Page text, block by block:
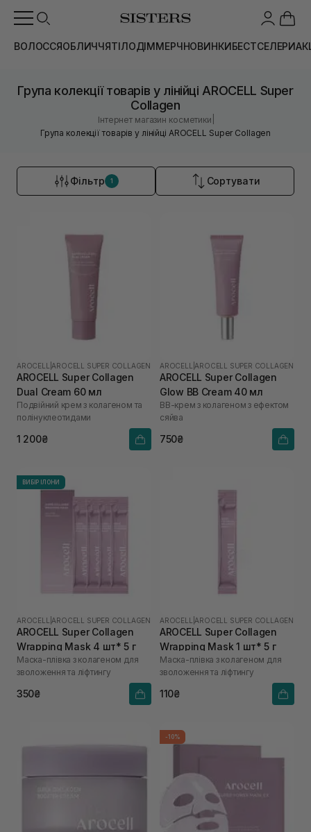
ВОЛОССЯОБЛИЧЧЯТІЛОДІММЕРЧНОВИНКИБЕСТСЕЛЕРИ
Група колекції товарів у лінійці AROCELL Super
Collagen
Інтернет магазин косметики
Група колекції товарів у лінійці AROCELL Super Collagen
Фільтр 1 Сортувати
AROCELL AROCELL SUPER COLLAGEN
AROCELL Super Collagen
Dual Cream 60 мл
Подвійний крем з колагеном та
полінуклеотидами
1 200₴
AROCELL AROCELL SUPER COLLAGEN
AROCELL Super Collagen
Glow BB Cream 40 мл
ВВ-крем з колагеном з ефектом
сяйва
750₴
ВИБІР ІЛОНИ
AROCELL AROCELL SUPER COLLAGEN
AROCELL Super Collagen
Wrapping Mask 4 шт* 5 г
Маска-плівка з колагеном для
зволоження та ліфтингу
350₴
AROCELL AROCELL SUPER COLLAGEN
AROCELL Super Collagen
Wrapping Mask 1 шт* 5 г
Маска-плівка з колагеном для
зволоження та ліфтингу
110₴
-10%